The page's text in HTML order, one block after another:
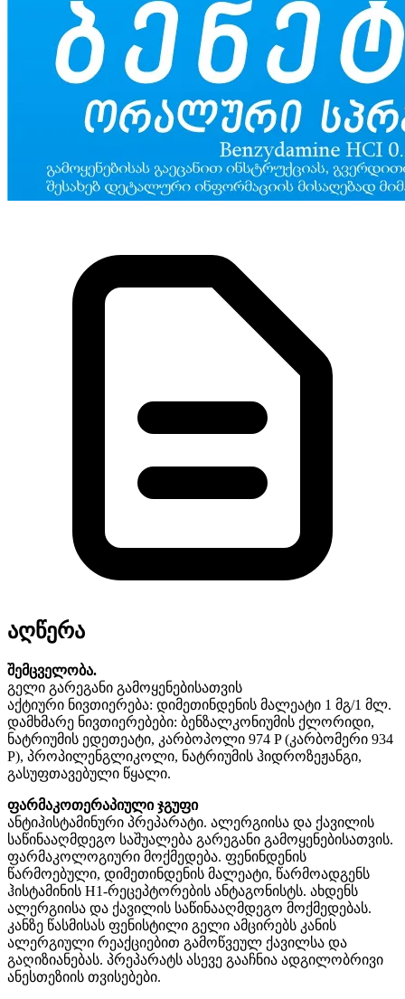
აღწერა
შემცველობა.
გელი გარეგანი გამოყენებისათვის
აქტიური ნივთიერება: დიმეთინდენის მალეატი 1 მგ/1 მლ.
დამხმარე ნივთიერებები: ბენზალკონიუმის ქლორიდი,
ნატრიუმის ედეთეატი, კარბოპოლი 974 P (კარბომერი 934
P), პროპილენგლიკოლი, ნატრიუმის ჰიდროზეჟანგი,
გასუფთავებული წყალი.
ფარმაკოთერაპიული ჯგუფი
ანტიჰისტამინური პრეპარატი. ალერგიისა და ქავილის
საწინააღმდეგო საშუალება გარეგანი გამოყენებისათვის.
ფარმაკოლოგიური მოქმედება. ფენინდენის
წარმოებული, დიმეთინდენის მალეატი, წარმოადგენს
ჰისტამინის H1-რეცეპტორების ანტაგონისტს. ახდენს
ალერგიისა და ქავილის საწინააღმდეგო მოქმედებას.
კანზე წასმისას ფენისტილი გელი ამცირებს კანის
ალერგიული რეაქციებით გამოწვეულ ქავილსა და
გაღიზიანებას. პრეპარატს ასევე გააჩნია ადგილობრივი
ანესთეზიის თვისებები.